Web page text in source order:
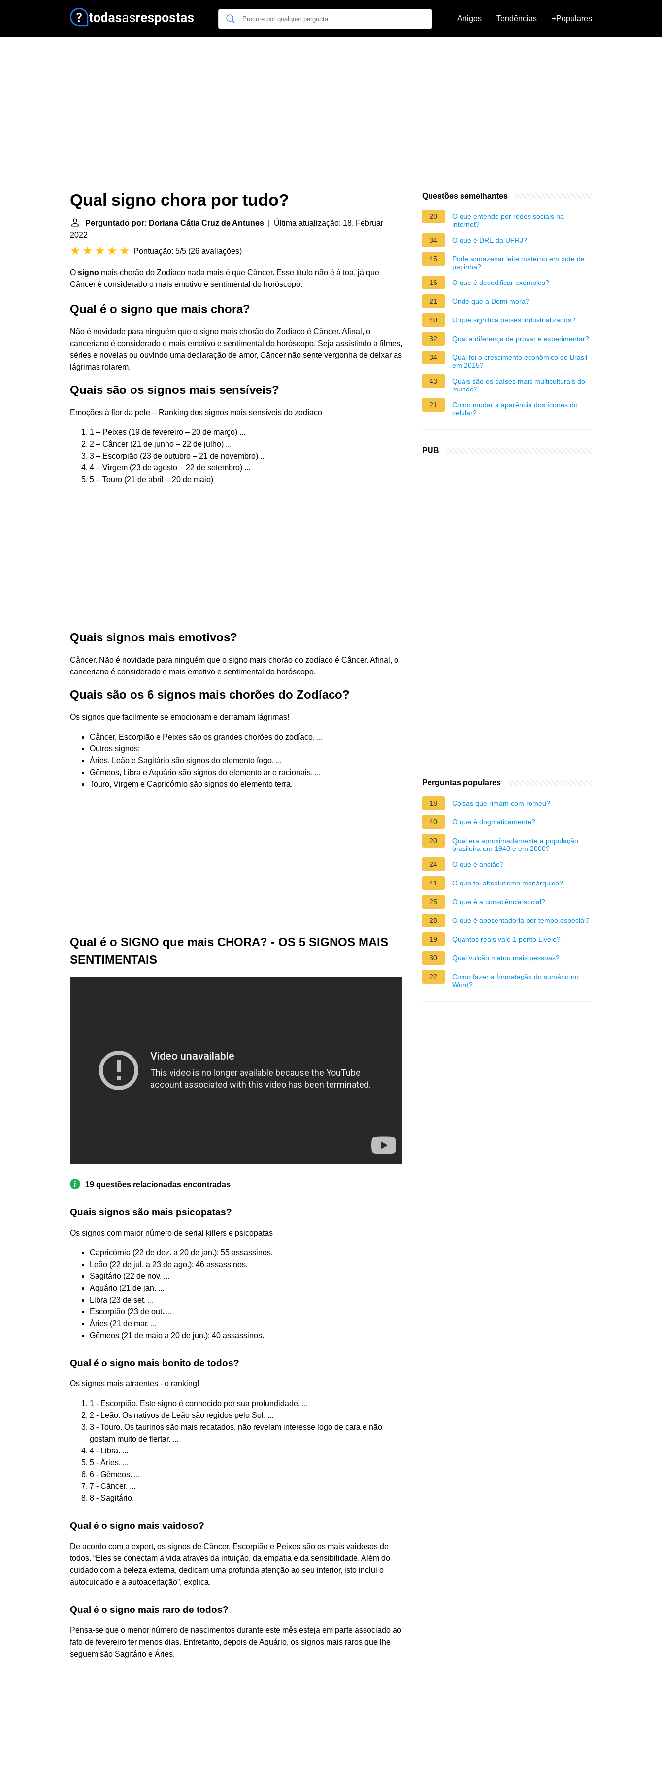
Artigos Tendências +Populares
Qual signo chora por tudo?
Perguntado por: Doriana Cátia Cruz de Antunes | Última atualização: 18. Februar
2022
Pontuação: 5/5 (26 avaliações)
O signo mais chorão do Zodíaco nada mais é que Câncer. Esse título não é à toa, já que
Câncer é considerado o mais emotivo e sentimental do horóscopo.
Qual é o signo que mais chora?
Não é novidade para ninguém que o signo mais chorão do Zodíaco é Câncer. Afinal, o
canceriano é considerado o mais emotivo e sentimental do horóscopo. Seja assistindo a filmes,
séries e novelas ou ouvindo uma declaração de amor, Câncer não sente vergonha de deixar as
lágrimas rolarem.
Quais são os signos mais sensíveis?
Emoções à flor da pele – Ranking dos signos mais sensíveis do zodíaco
1 – Peixes (19 de fevereiro – 20 de março) ...
2 – Câncer (21 de junho – 22 de julho) ...
3 – Escorpião (23 de outubro – 21 de novembro) ...
4 – Virgem (23 de agosto – 22 de setembro) ...
5 – Touro (21 de abril – 20 de maio)
Quais signos mais emotivos?
Câncer. Não é novidade para ninguém que o signo mais chorão do zodíaco é Câncer. Afinal, o
canceriano é considerado o mais emotivo e sentimental do horóscopo.
Quais são os 6 signos mais chorões do Zodíaco?
Os signos que facilmente se emocionam e derramam lágrimas!
Câncer, Escorpião e Peixes são os grandes chorões do zodíaco. ...
Outros signos:
Áries, Leão e Sagitário são signos do elemento fogo. ...
Gêmeos, Libra e Aquário são signos do elemento ar e racionais. ...
Touro, Virgem e Capricórnio são signos do elemento terra.
Qual é o SIGNO que mais CHORA? - OS 5 SIGNOS MAIS
SENTIMENTAIS
19 questões relacionadas encontradas
Quais signos são mais psicopatas?
Os signos com maior número de serial killers e psicopatas
Capricórnio (22 de dez. a 20 de jan.): 55 assassinos.
Leão (22 de jul. a 23 de ago.): 46 assassinos.
Sagitário (22 de nov. ...
Aquário (21 de jan. ...
Libra (23 de set. ...
Escorpião (23 de out. ...
Áries (21 de mar. ...
Gêmeos (21 de maio a 20 de jun.): 40 assassinos.
Qual é o signo mais bonito de todos?
Os signos mais atraentes - o ranking!
1 - Escorpião. Este signo é conhecido por sua profundidade. ...
2 - Leão. Os nativos de Leão são regidos pelo Sol. ...
3 - Touro. Os taurinos são mais recatados, não revelam interesse logo de cara e não
gostam muito de flertar. ...
4 - Libra. ...
5 - Áries. ...
6 - Gêmeos. ...
7 - Câncer. ...
8 - Sagitário.
Qual é o signo mais vaidoso?
De acordo com a expert, os signos de Câncer, Escorpião e Peixes são os mais vaidosos de
todos. “Eles se conectam à vida através da intuição, da empatia e da sensibilidade. Além do
cuidado com a beleza externa, dedicam uma profunda atenção ao seu interior, isto inclui o
autocuidado e a autoaceitação”, explica.
Qual é o signo mais raro de todos?
Pensa-se que o menor número de nascimentos durante este mês esteja em parte associado ao
fato de fevereiro ter menos dias. Entretanto, depois de Aquário, os signos mais raros que lhe
seguem são Sagitário e Áries.
Questões semelhantes
20
O que entende por redes sociais na
internet?
34
O que é DRE da UFRJ?
45
Pode armazenar leite materno em pote de
papinha?
16
O que é decodificar exemplos?
21 Onde que a Demi mora?
40 O que significa países industrializados?
32 Qual a diferença de provar e experimentar?
34
Qual foi o crescimento econômico do Brasil
em 2015?
43
Quais são os países mais multiculturais do
mundo?
21
Como mudar a aparência dos ícones do
celular?
PUB
Perguntas populares
18 Coisas que rimam com romeu?
40 O que é dogmaticamente?
20
Qual era aproximadamente a população
brasileira em 1940 e em 2000?
24
O que é ancião?
41 O que foi absolutismo monárquico?
25 O que é a consciência social?
28 O que é aposentadoria por tempo especial?
19 Quantos reais vale 1 ponto Livelo?
30 Qual vulcão matou mais pessoas?
22
Como fazer a formatação do sumário no
Word?